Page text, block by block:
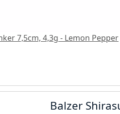
7,5cm, 4,3g - Lemon Pepper
Balzer